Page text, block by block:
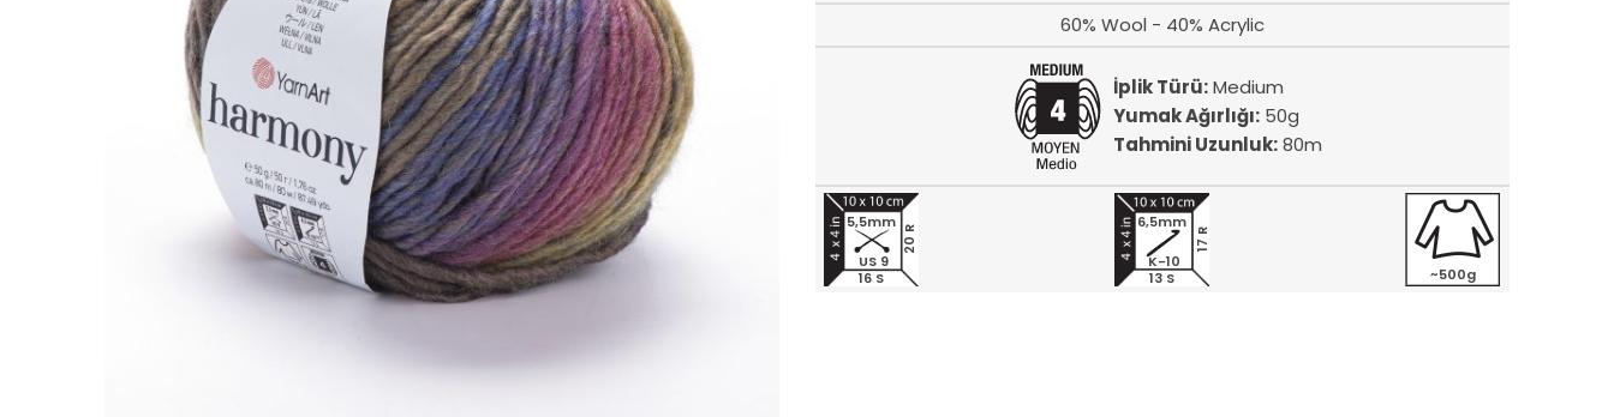
60% Wool - 40% Acrylic
İplik Türü:Medium
Yumak Ağırlığı:50g
Tahmini Uzunluk:80m
16 S
20 R
5,5mm
US 9
13 S
17 R
6,5mm
K-10
~500g